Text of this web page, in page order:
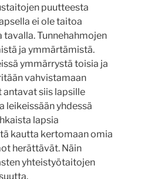
puutteesta
ei ole taitoa
Tunnehahmojen
ja ymmärtämistä.
ymmärrystä toisia ja
vahvistamaan
antavat siis lapsille
leikeissään yhdessä
lapsia
kautta kertomaan omia
herättävät. Näin
yhteistyötaitojen